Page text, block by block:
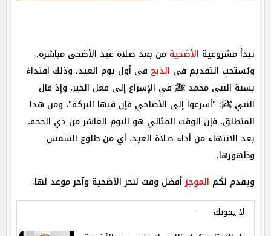
تبدأ مشروعية الأضحية من بعد صلاة عيد الأضحى مباشرة،
ويُستحب التقديم في الذبح في أول يوم العيد، وذلك اقتداءً
بسنة النبي محمد ﷺ في الإسراع إلى فعل الخير، وإذ قال
النبي ﷺ: "أسرعوا إلى الأضاحي فإن فيها البركة"، ومن هذا
المنطلق، فإن الوقت المثالي هو اليوم العاشر من ذي الحجة،
بعد الانتهاء من أداء صلاة العيد، أي من طلوع الشمس
وظهورها.
ويقدم لكم الموجزأفضل وقت لنحر الأضحية وآخر موعد لها.
لا يفوتك